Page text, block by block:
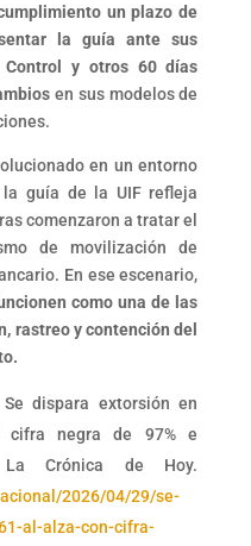
un plazo de
la guía ante sus
Control y otros 60 días
en sus modelos de
en un entorno
guía de la UIF refleja
comenzaron a tratar el
de movilización de
En ese escenario,
como una de las
rastreo y contención del
dispara extorsión en
cifra negra de 97% e
La Crónica de Hoy.
2026/04/29/se-
al-alza-con-cifra-